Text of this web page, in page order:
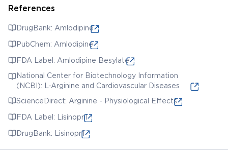
References
DrugBank: Amlodipine
PubChem: Amlodipine
FDA Label: Amlodipine Besylate
National Center for Biotechnology Information
(NCBI): L-Arginine and Cardiovascular Diseases
ScienceDirect: Arginine - Physiological Effects
FDA Label: Lisinopril
DrugBank: Lisinopril